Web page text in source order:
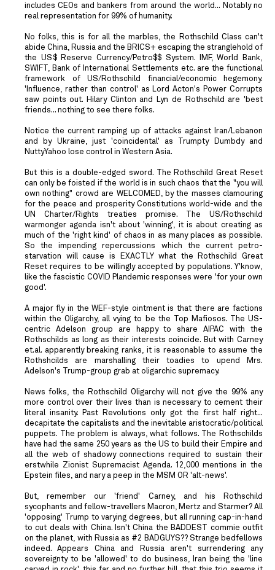
includes CEOs and bankers from around the world... Notably no
real representation for 99% of humanity.
No folks, this is for all the marbles, the Rothschild Class can't
abide China, Russia and the BRICS+ escaping the stranglehold of
the US$ Reserve Currency/Petro$$ System. IMF, World Bank,
SWIFT, Bank of International Settlements etc. are the functional
framework of US/Rothschild financial/economic hegemony.
'Influence, rather than control' as Lord Acton's Power Corrupts
saw points out. Hilary Clinton and Lyn de Rothschild are 'best
friends... nothing to see there folks.
Notice the current ramping up of attacks against Iran/Lebanon
and by Ukraine, just 'coincidental' as Trumpty Dumbdy and
NuttyYahoo lose control in Western Asia.
But this is a double-edged sword. The Rothschild Great Reset
can only be foisted if the world is in such chaos that the "you will
own nothing" crowd are WELCOMED, by the masses clamouring
for the peace and prosperity Constitutions world-wide and the
UN Charter/Rights treaties promise. The US/Rothschild
warmonger agenda isn't about 'winning', it is about creating as
much of the 'right kind' of chaos in as many places as possible.
So the impending repercussions which the current petro-
starvation will cause is EXACTLY what the Rothschild Great
Reset requires to be willingly accepted by populations. Y'know,
like the fascistic COVID Plandemic responses were 'for your own
good'.
A major fly in the WEF-style ointment is that there are factions
within the Oligarchy, all vying to be the Top Mafiosos. The US-
centric Adelson group are happy to share AIPAC with the
Rothschilds as long as their interests coincide. But with Carney
et.al. apparently breaking ranks, it is reasonable to assume the
Rothshcilds are marshalling their toadies to upend Mrs.
Adelson's Trump-group grab at oligarchic supremacy.
News folks, the Rothschild Oligarchy will not give the 99% any
more control over their lives than is necessary to cement their
literal insanity. Past Revolutions only got the first half right...
decapitate the capitalists and the inevitable aristocratic/political
puppets. The problem is always, what follows. The Rothschilds
have had the same 250 years as the US to build their Empire and
all the web of shadowy connections required to sustain their
erstwhile Zionist Supremacist Agenda. 12,000 mentions in the
Epstein files, and nary a peep in the MSM OR 'alt-news'.
But, remember our 'friend' Carney, and his Rothschild
sycophants and fellow-travellers Macron, Mertz and Starmer? All
'opposing' Trump to varying degrees, but all running cap-in-hand
to cut deals with China. Isn't China the BADDEST commie outfit
on the planet, with Russia as #2 BADGUYS?? Strange bedfellows
indeed. Appears China and Russia aren't surrendering any
sovereignty to be 'allowed' to do business, Iran being the 'line